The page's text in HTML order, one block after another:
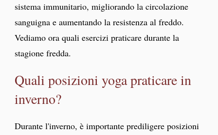
sistema immunitario, migliorando la circolazione
sanguigna e aumentando la resistenza al freddo.
Vediamo ora quali esercizi praticare durante la
stagione fredda.
Quali posizioni yoga praticare in
inverno?
Durante l'inverno, è importante prediligere posizioni